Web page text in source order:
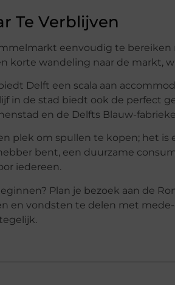
Te Verblijven
eenvoudig te
korte wandeling naar de markt,
Delft een scala aan
in de stad biedt ook de perfect
en de Delfts Blauw-
plek om spullen te kopen; het is
bent, een duurzame
iedereen.
Plan je bezoek aan de
en vondsten te delen met